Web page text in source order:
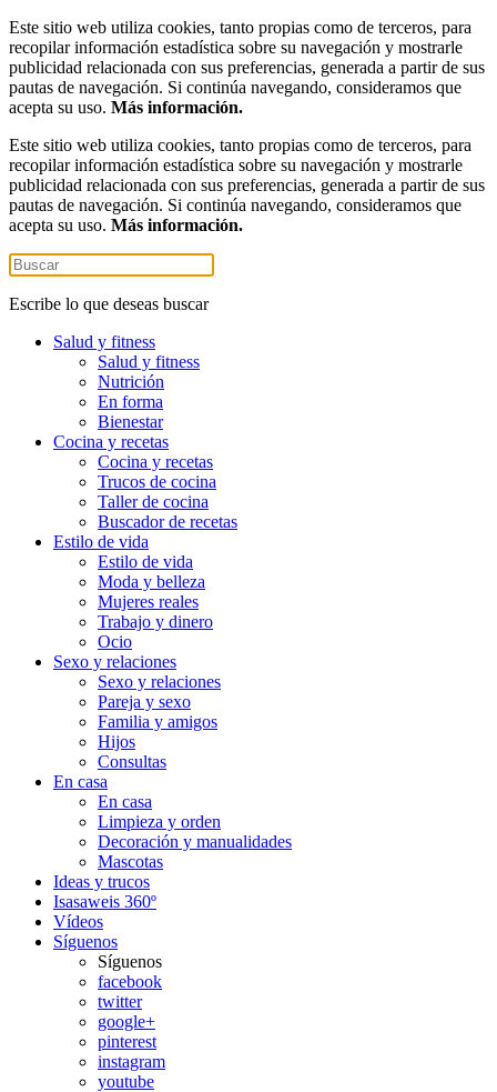
Este sitio web utiliza cookies, tanto propias como de terceros, para
recopilar información estadística sobre su navegación y mostrarle
publicidad relacionada con sus preferencias, generada a partir de sus
pautas de navegación. Si continúa navegando, consideramos que
acepta su uso. Más información.
Este sitio web utiliza cookies, tanto propias como de terceros, para
recopilar información estadística sobre su navegación y mostrarle
publicidad relacionada con sus preferencias, generada a partir de sus
pautas de navegación. Si continúa navegando, consideramos que
acepta su uso. Más información.
Escribe lo que deseas buscar
Salud y fitness
Salud y fitness
Nutrición
En forma
Bienestar
Cocina y recetas
Cocina y recetas
Trucos de cocina
Taller de cocina
Buscador de recetas
Estilo de vida
Estilo de vida
Moda y belleza
Mujeres reales
Trabajo y dinero
Ocio
Sexo y relaciones
Sexo y relaciones
Pareja y sexo
Familia y amigos
Hijos
Consultas
En casa
En casa
Limpieza y orden
Decoración y manualidades
Mascotas
Ideas y trucos
Isasaweis 360º
Vídeos
Síguenos
Síguenos
facebook
twitter
google+
pinterest
instagram
youtube